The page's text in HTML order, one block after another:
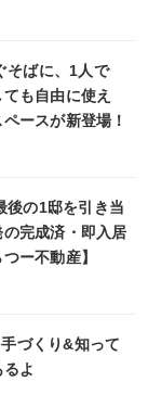
そばに、1人で
も自由に使え
ースが新登場！
後の1邸を引き当
完成済・即入居
ー不動産】
づくり&知って
よ